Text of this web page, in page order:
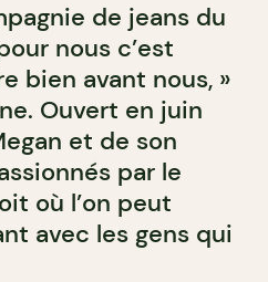
de jeans du
nous c’est
bien avant nous, »
Ouvert en juin
et de son
par le
où l’on peut
avec les gens qui